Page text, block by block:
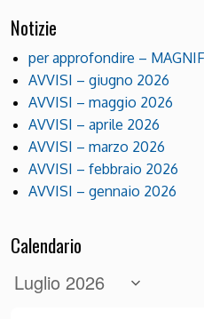
Notizie
per approfondire –
AVVISI – giugno 2026
AVVISI – maggio 2026
AVVISI – aprile 2026
AVVISI – marzo 2026
AVVISI – febbraio 2026
AVVISI – gennaio 2026
Calendario